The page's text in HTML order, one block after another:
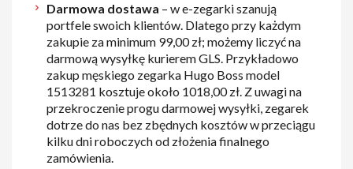
Darmowa dostawa – w e-zegarki szanują
portfele swoich klientów. Dlatego przy każdym
zakupie za minimum 99,00 zł; możemy liczyć na
darmową wysyłkę kurierem GLS. Przykładowo
zakup męskiego zegarka Hugo Boss model
1513281 kosztuje około 1018,00 zł. Z uwagi na
przekroczenie progu darmowej wysyłki, zegarek
dotrze do nas bez zbędnych kosztów w przeciągu
kilku dni roboczych od złożenia finalnego
zamówienia.